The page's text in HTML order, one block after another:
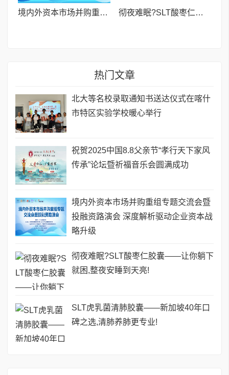
境内外资本市场并购重组专题交流会暨投融资路演会 深度解析驱动企业资本战略升级 彻夜难眠?SLT酸枣仁胶囊——让你躺下就困,整夜安睡到天亮!
热门文章
北大等名校录取通知书送达仪式在喀什
市特区实验学校暖心举行
祝贺2025中国8.8父亲节“孝行天下家风
传承”论坛暨祈福音乐会圆满成功
境内外资本市场并购重组专题交流会暨
投融资路演会 深度解析驱动企业资本战
略升级
彻夜难眠?SLT酸枣仁胶囊——让你躺下
就困,整夜安睡到天亮!
SLT虎乳菌清肺胶囊——新加坡40年口
碑之选,清肺养肺更专业!